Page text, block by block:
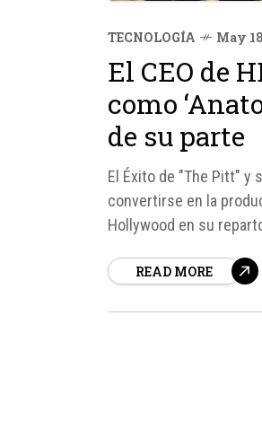
TECNOLOGÍA May
El CEO de
como
de su parte
El Éxito de "The Pitt" y
convertirse en la
Hollywood en su
READ MORE